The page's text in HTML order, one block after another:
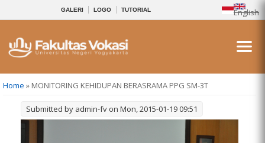
English
GALERI LOGO TUTORIAL
You are here
Home » MONITORING KEHIDUPAN BERASRAMA PPG SM-3T
Submitted by admin-fv on Mon, 2015-01-19 09:51